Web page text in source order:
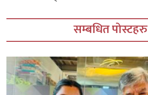
सम्बधित पोस्टहरु